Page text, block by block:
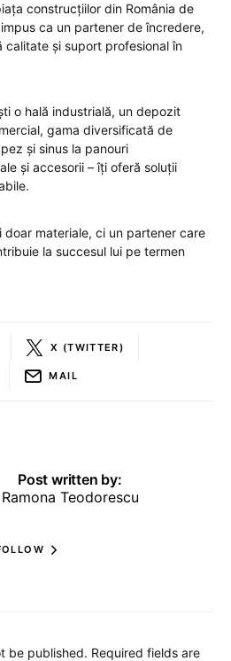
construcțiilor din România de
ca un partener de încredere,
calitate și suport profesional în
o hală industrială, un depozit
gama diversificată de
și sinus la panouri
și accesorii – îți oferă soluții
doar materiale, ci un partener care
la succesul lui pe termen
X (TWITTER)
MAIL
Post written by:
Ramona Teodorescu
be published. Required fields are